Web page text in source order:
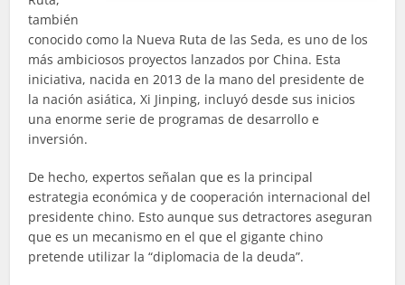
también
conocido como la Nueva Ruta de las Seda, es uno de los
más ambiciosos proyectos lanzados por China. Esta
iniciativa, nacida en 2013 de la mano del presidente de
la nación asiática, Xi Jinping, incluyó desde sus inicios
una enorme serie de programas de desarrollo e
inversión.
De hecho, expertos señalan que es la principal
estrategia económica y de cooperación internacional del
presidente chino. Esto aunque sus detractores aseguran
que es un mecanismo en el que el gigante chino
pretende utilizar la “diplomacia de la deuda”.